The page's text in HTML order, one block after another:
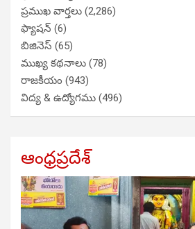
ప్రముఖ వార్తలు (2,286)
ఫ్యాషన్ (6)
బిజినెస్ (65)
ముఖ్య కథనాలు (78)
రాజకీయం (943)
విద్య & ఉద్యోగము (496)
ఆంధ్రప్రదేశ్